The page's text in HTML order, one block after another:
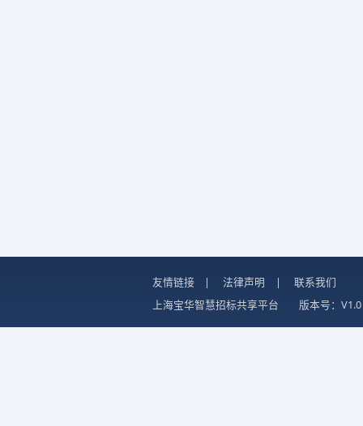
友情链接 | 法律声明 |
联系我们
上海宝华智慧招标共享平台
版本号：V1.0